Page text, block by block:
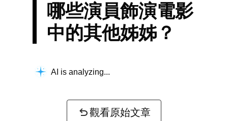
哪些演員飾演電影
中的其他姊姊？
AI is analyzing...
觀看原始文章